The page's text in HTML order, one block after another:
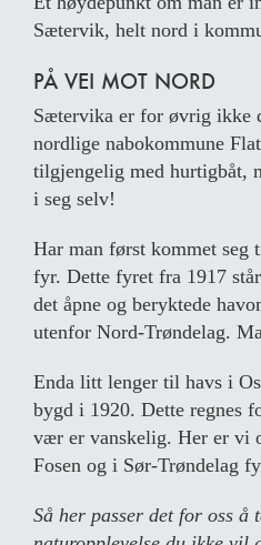
Sætervik, helt nord i
PÅ VEI MOT NORD
Sætervika er for øvrig ikke
nordlige nabokommune
tilgjengelig med hurtigbåt,
i seg selv!
Har man først kommet seg
fyr. Dette fyret fra 1917
det åpne og beryktede
utenfor Nord-Trøndelag.
Enda litt lenger til havs i
bygd i 1920. Dette regnes
vær er vanskelig. Her er vi
Fosen og i Sør-Trøndelag
Så her passer det for oss